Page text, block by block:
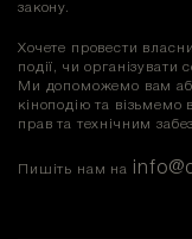
закону.
Хочете провести
події, чи організувати
Ми допоможемо вам
кіноподію та
прав та технічним
Пишіть нам на